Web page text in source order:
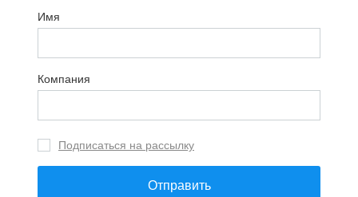
Имя
Компания
Подписаться на рассылку
Отправить